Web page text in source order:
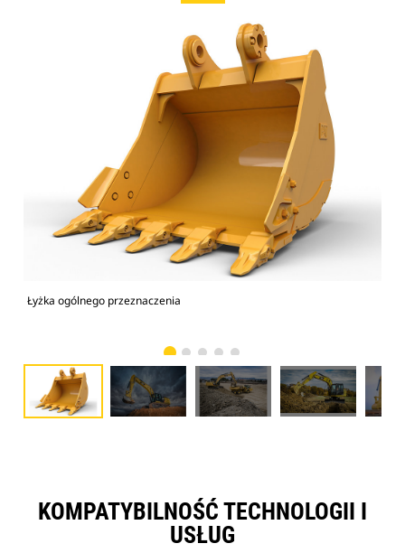
Łyżka ogólnego przeznaczenia
KOMPATYBILNOŚĆ TECHNOLOGII I
USŁUG